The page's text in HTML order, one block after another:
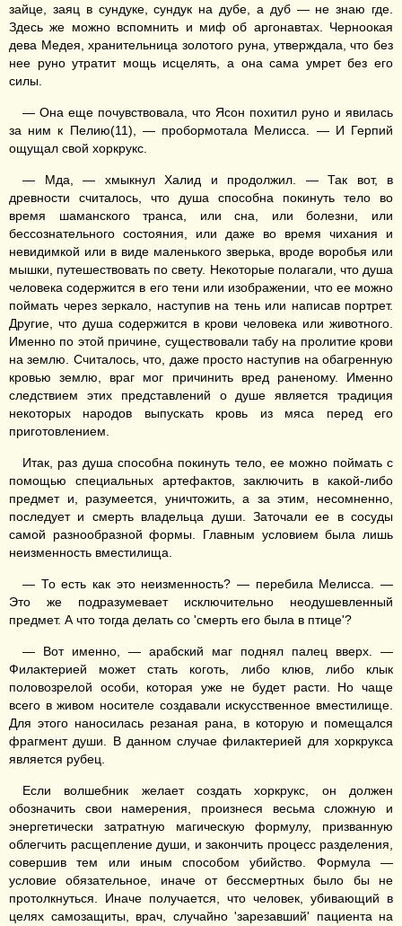
зайце, заяц в сундуке, сундук на дубе, а дуб — не знаю где.
Здесь же можно вспомнить и миф об аргонавтах. Черноокая
дева Медея, хранительница золотого руна, утверждала, что без
нее руно утратит мощь исцелять, а она сама умрет без его
силы.
— Она еще почувствовала, что Ясон похитил руно и явилась
за ним к Пелию(11), — пробормотала Мелисса. — И Герпий
ощущал свой хоркрукс.
— Мда, — хмыкнул Халид и продолжил. — Так вот, в
древности считалось, что душа способна покинуть тело во
время шаманского транса, или сна, или болезни, или
бессознательного состояния, или даже во время чихания и
невидимкой или в виде маленького зверька, вроде воробья или
мышки, путешествовать по свету. Некоторые полагали, что душа
человека содержится в его тени или изображении, что ее можно
поймать через зеркало, наступив на тень или написав портрет.
Другие, что душа содержится в крови человека или животного.
Именно по этой причине, существовали табу на пролитие крови
на землю. Считалось, что, даже просто наступив на обагренную
кровью землю, враг мог причинить вред раненому. Именно
следствием этих представлений о душе является традиция
некоторых народов выпускать кровь из мяса перед его
приготовлением.
Итак, раз душа способна покинуть тело, ее можно поймать с
помощью специальных артефактов, заключить в какой-либо
предмет и, разумеется, уничтожить, а за этим, несомненно,
последует и смерть владельца души. Заточали ее в сосуды
самой разнообразной формы. Главным условием была лишь
неизменность вместилища.
— То есть как это неизменность? — перебила Мелисса. —
Это же подразумевает исключительно неодушевленный
предмет. А что тогда делать со 'смерть его была в птице'?
— Вот именно, — арабский маг поднял палец вверх. —
Филактерией может стать коготь, либо клюв, либо клык
половозрелой особи, которая уже не будет расти. Но чаще
всего в живом носителе создавали искусственное вместилище.
Для этого наносилась резаная рана, в которую и помещался
фрагмент души. В данном случае филактерией для хоркрукса
является рубец.
Если волшебник желает создать хоркрукс, он должен
обозначить свои намерения, произнеся весьма сложную и
энергетически затратную магическую формулу, призванную
облегчить расщепление души, и закончить процесс разделения,
совершив тем или иным способом убийство. Формула —
условие обязательное, иначе от бессмертных было бы не
протолкнуться. Иначе получается, что человек, убивающий в
целях самозащиты, врач, случайно 'зарезавший' пациента на